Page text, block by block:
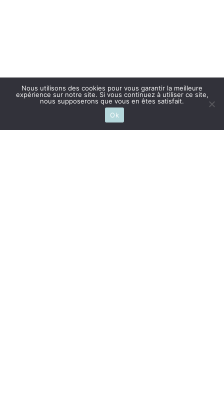
Nous utilisons des cookies pour vous garantir la meilleure
expérience sur notre site. Si vous continuez à utiliser ce site,
nous supposerons que vous en êtes satisfait.
Ok